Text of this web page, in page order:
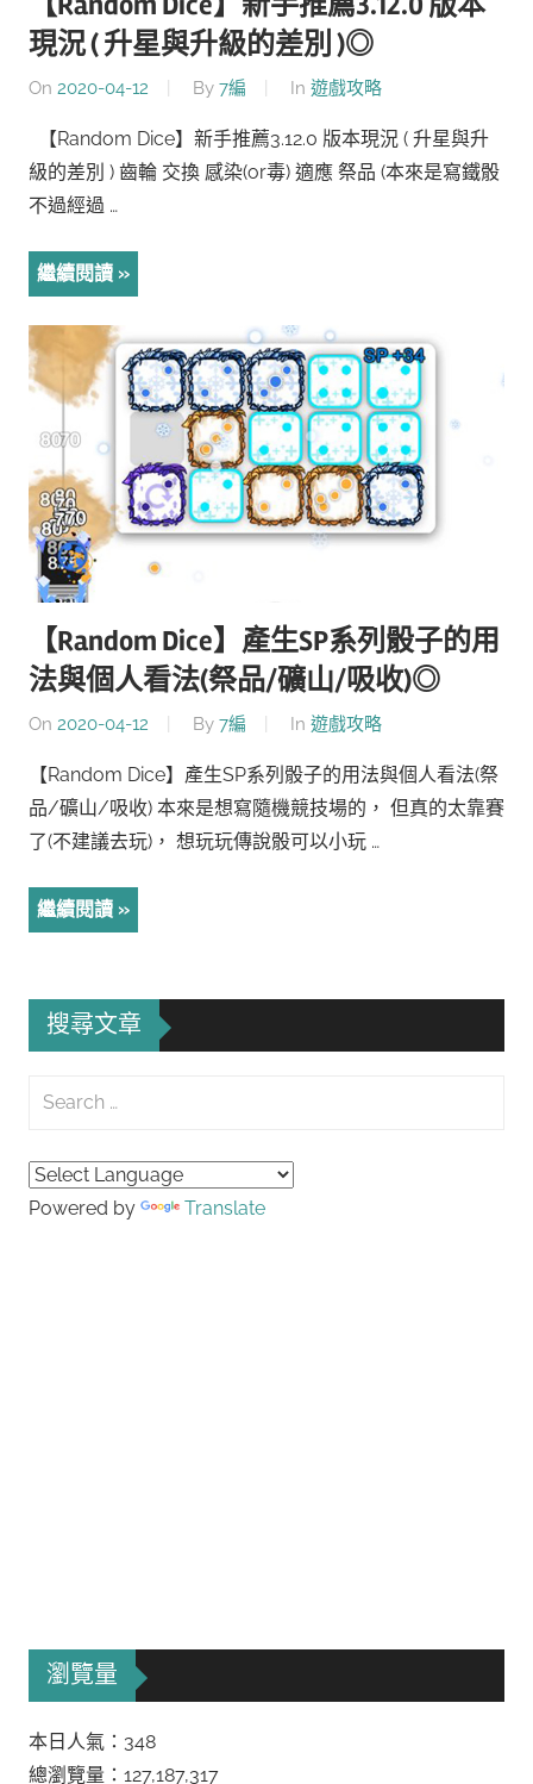
現況 ( 升星與升級的差別 )◎
On 2020-04-12 By 7編 In 遊戲攻略
【Random Dice】新手推薦3.12.0 版本現況 ( 升星與升
級的差別 ) 齒輪 交換 感染(or毒) 適應 祭品 (本來是寫鐵骰
不過經過 …
繼續閱讀
【Random Dice】產生SP系列骰子的用
法與個人看法(祭品/礦山/吸收)◎
On 2020-04-12 By 7編 In 遊戲攻略
【Random Dice】產生SP系列骰子的用法與個人看法(祭
品/礦山/吸收) 本來是想寫隨機競技場的， 但真的太靠賽
了(不建議去玩)， 想玩玩傳說骰可以小玩 …
繼續閱讀
搜尋文章
Search
Powered by Translate
瀏覽量
本日人氣：348
總瀏覽量：127,187,317